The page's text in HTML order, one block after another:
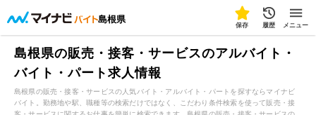
島根県
保存 履歴 メニュー
島根県の販売・接客・サービスのアルバイト・
バイト・パート求人情報
島根県の販売・接客・サービスの人気バイト・アルバイト・パートを探すならマイナビ
バイト。勤務地や駅、職種等の検索だけではなく、こだわり条件検索を使って販売・接